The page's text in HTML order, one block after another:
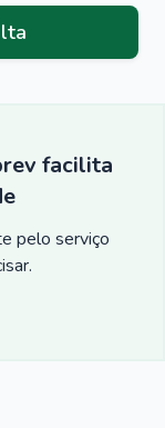
facilita
pelo serviço